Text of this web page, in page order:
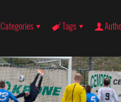
Categories Tags